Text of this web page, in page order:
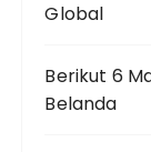
Global
Berikut 6
Belanda